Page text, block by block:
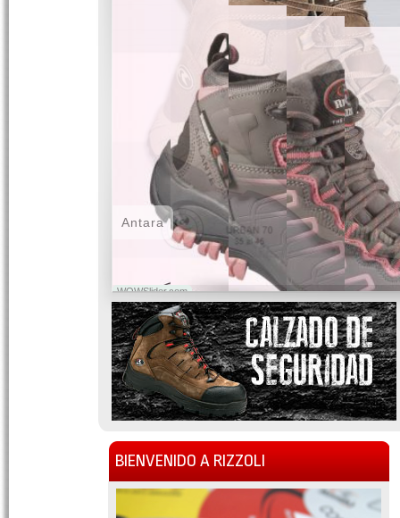
WOWSlider.com
Antara
BIENVENIDO A RIZZOLI